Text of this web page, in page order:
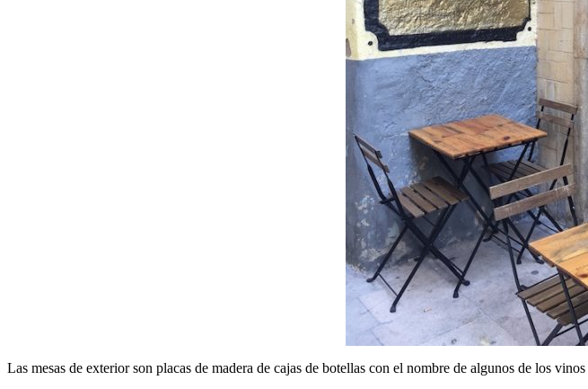
Las mesas de exterior son placas de madera de cajas de botellas con el nombre de algunos de los